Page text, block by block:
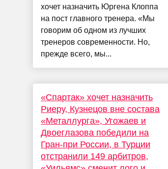
хочет назначить Юргена Клоппа
на пост главного тренера. «Мы
говорим об одном из лучших
тренеров современности. Но,
прежде всего, мы...
«Спартак» хочет назначить
Риеру, Кузнецов вне состава
«Металлурга», Угожаев и
Двоеглазова победили на
Гран-при России, в Турции
отстранили 149 арбитров,